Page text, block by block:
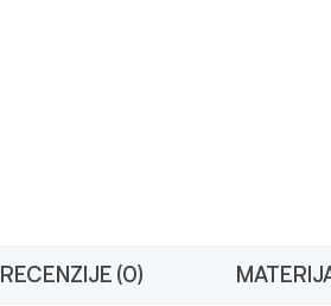
RECENZIJE (0)